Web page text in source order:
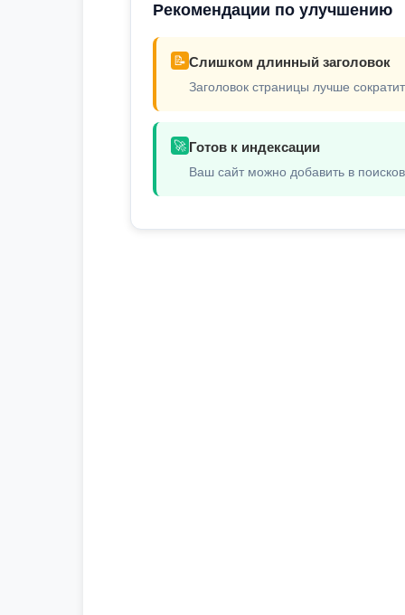
Рекомендации по улучшению
📝 Слишком длинный заголовок
Заголовок страницы лучше
🚀 Готов к индексации
Ваш сайт можно добавить в